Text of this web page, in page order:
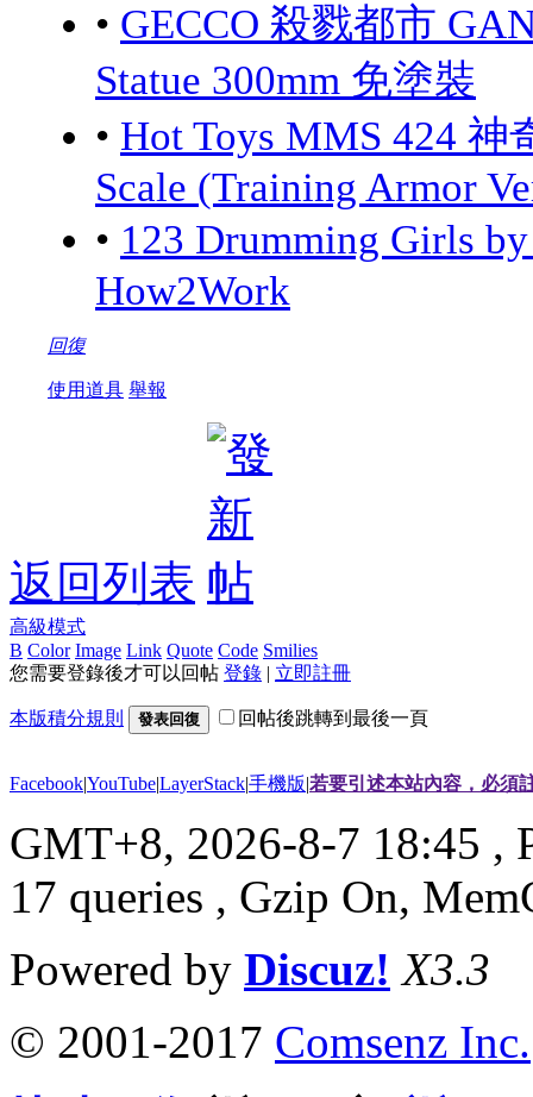
• GECCO 殺戮都市
Statue 300mm 免塗裝
• Hot Toys MMS 424 神
Scale (Training Armor
• 123 Drumming Girls
How2Work
回復
使用道具 舉報
返回列表
高級模式
B Color Image Link Quote Code Smilies
您需要登錄後才可以回帖 登錄 | 立即註冊
本版積分規則 發表回復 回帖後跳轉到最後一頁
Facebook|YouTube|LayerStack|手機版|若要引述本站內容，必須
GMT+8, 2026-8-7 18:45 ,
17 queries , Gzip On,
Powered by Discuz! X3.3
© 2001-2017 Comsenz Inc.